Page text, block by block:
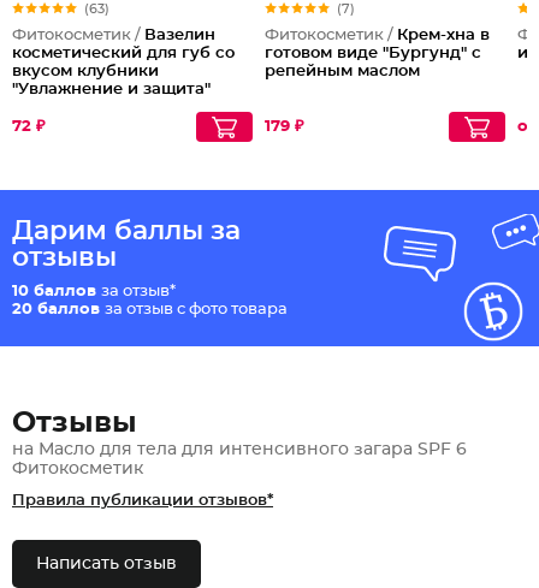
(63)
Фитокосметик / Вазелин
косметический для губ со
вкусом клубники
"Увлажнение и защита"
72 ₽
(7)
Фитокосметик / Крем-хна в
готовом виде "Бургунд" с
репейным маслом
179 ₽ от
Дарим баллы за
отзывы
10 баллов за отзыв*
20 баллов за отзыв с фото товара
Отзывы
на Масло для тела для интенсивного загара SPF 6
Фитокосметик
Правила публикации отзывов*
Написать отзыв